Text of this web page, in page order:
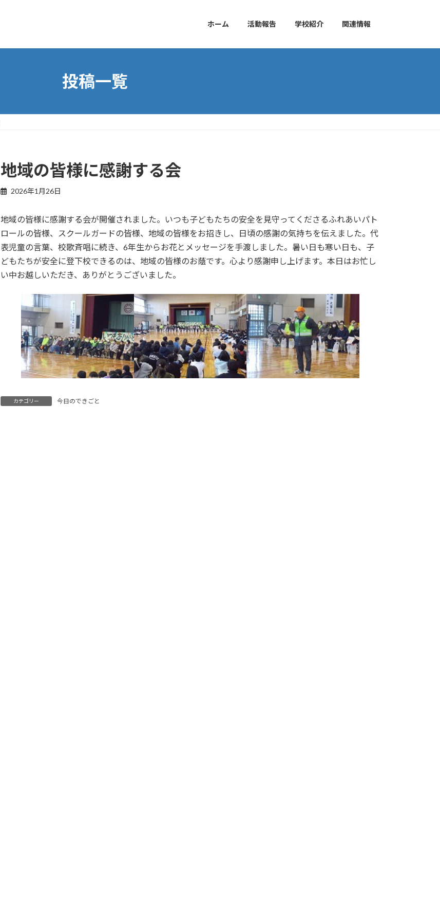
ホーム 活動報告 学校紹介 関連情報
投稿一覧
地域の皆様に感謝する会
2026年1月26日
地域の皆様に感謝する会が開催されました。いつも子どもたちの安全を見守ってくださるふれあいパト
ロールの皆様、スクールガードの皆様、地域の皆様をお招きし、日頃の感謝の気持ちを伝えました。代
表児童の言葉、校歌斉唱に続き、6年生からお花とメッセージを手渡しました。暑い日も寒い日も、子
どもたちが安全に登下校できるのは、地域の皆様のお蔭です。心より感謝申し上げます。本日はお忙し
い中お越しいただき、ありがとうございました。
カテゴリー 今日のできごと